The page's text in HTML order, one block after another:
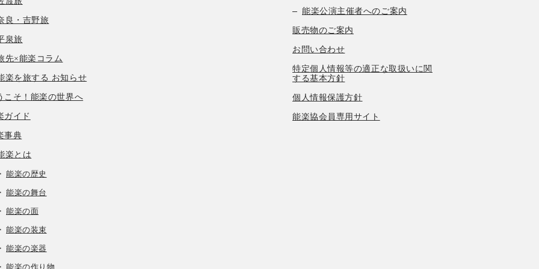
良・吉野旅
泉旅
先×能楽コラム
楽を旅する お知らせ
こそ！能楽の世界へ
ガイド
事典
楽とは
能楽の歴史
能楽の舞台
能楽の面
能楽の装束
能楽の楽器
能楽の作り物
能楽公演主催者へのご案内
販売物のご案内
お問い合わせ
特定個人情報等の適正な取扱いに関
する基本方針
個人情報保護方針
能楽協会員専用サイト